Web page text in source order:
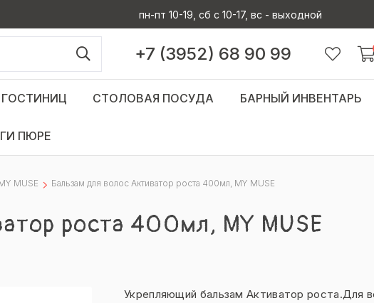
пн-пт 10-19, сб с 10-17, вс - выходной
+7 (3952) 68 90 99
СТОЛОВАЯ ПОСУДА БАРНЫЙ ИНВЕНТАРЬ
ПЮРЕ
MUSE Бальзам для волос Активатор роста 400мл, MY MUSE
роста 400мл, MY MUSE
Укрепляющий бальзам Активатор роста.Для